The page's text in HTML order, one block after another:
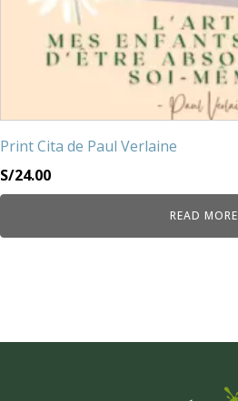
Print Cita de Paul Verlaine
S/24.00
READ MORE